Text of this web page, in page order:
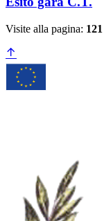
Visite alla pagina: 121